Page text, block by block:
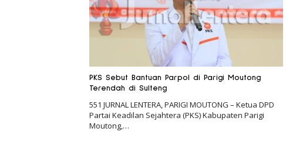
PKS Sebut Bantuan Parpol di Parigi Moutong
Terendah di Sulteng
551 JURNAL LENTERA, PARIGI MOUTONG – Ketua DPD
Partai Keadilan Sejahtera (PKS) Kabupaten Parigi
Moutong,…